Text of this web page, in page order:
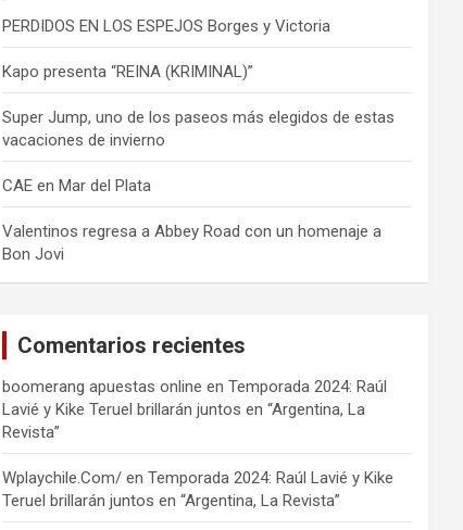
PERDIDOS EN LOS ESPEJOS Borges y Victoria
Kapo presenta “REINA (KRIMINAL)”
Super Jump, uno de los paseos más elegidos de estas
vacaciones de invierno
CAE en Mar del Plata
Valentinos regresa a Abbey Road con un homenaje a
Bon Jovi
Comentarios recientes
boomerang apuestas online enTemporada 2024: Raúl
Lavié y Kike Teruel brillarán juntos en “Argentina, La
Revista”
Wplaychile.Com/ enTemporada 2024: Raúl Lavié y Kike
Teruel brillarán juntos en “Argentina, La Revista”